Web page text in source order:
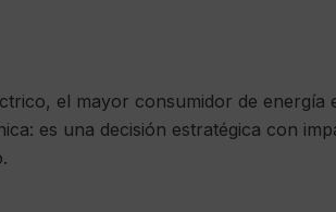
el mayor consumidor de energía
es una decisión estratégica con